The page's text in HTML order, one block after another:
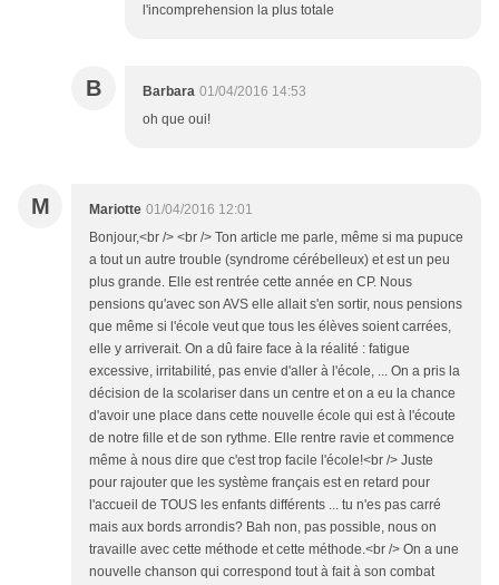
l'incomprehension la plus totale
B Barbara 01/04/2016 14:53
oh que oui!
M Mariotte 01/04/2016 12:01
Bonjour,<br /> <br /> Ton article me parle, même si ma pupuce
a tout un autre trouble (syndrome cérébelleux) et est un peu
plus grande. Elle est rentrée cette année en CP. Nous
pensions qu'avec son AVS elle allait s'en sortir, nous pensions
que même si l'école veut que tous les élèves soient carrées,
elle y arriverait. On a dû faire face à la réalité : fatigue
excessive, irritabilité, pas envie d'aller à l'école, ... On a pris la
décision de la scolariser dans un centre et on a eu la chance
d'avoir une place dans cette nouvelle école qui est à l'écoute
de notre fille et de son rythme. Elle rentre ravie et commence
même à nous dire que c'est trop facile l'école!<br /> Juste
pour rajouter que les système français est en retard pour
l'accueil de TOUS les enfants différents ... tu n'es pas carré
mais aux bords arrondis? Bah non, pas possible, nous on
travaille avec cette méthode et cette méthode.<br /> On a une
nouvelle chanson qui correspond tout à fait à son combat